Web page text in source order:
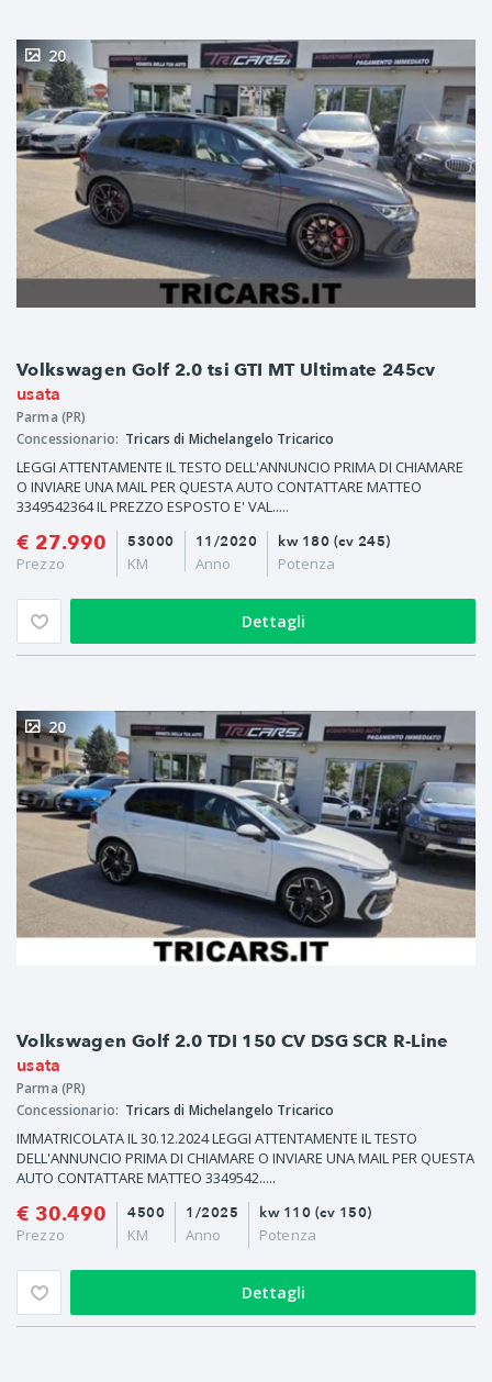
Volkswagen Golf 2.0 tsi GTI MT Ultimate 245cv
usata
20
Parma (PR)
Concessionario: Tricars di Michelangelo Tricarico
LEGGI ATTENTAMENTE IL TESTO DELL'ANNUNCIO PRIMA DI CHIAMARE
O INVIARE UNA MAIL PER QUESTA AUTO CONTATTARE MATTEO
3349542364 IL PREZZO ESPOSTO E' VAL.....
€ 27.990
Prezzo
11/2020
Anno
53000
KM
kw 180 (cv 245)
Potenza
Dettagli
Volkswagen Golf 2.0 TDI 150 CV DSG SCR R-Line
usata
20
Parma (PR)
Concessionario: Tricars di Michelangelo Tricarico
IMMATRICOLATA IL 30.12.2024 LEGGI ATTENTAMENTE IL TESTO
DELL'ANNUNCIO PRIMA DI CHIAMARE O INVIARE UNA MAIL PER QUESTA
AUTO CONTATTARE MATTEO 3349542.....
€ 30.490
Prezzo
1/2025
Anno
4500
KM
kw 110 (cv 150)
Potenza
Dettagli